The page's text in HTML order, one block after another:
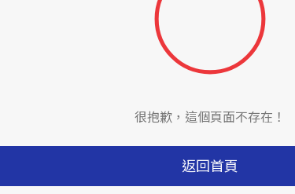
很抱歉，這個頁面不存在！
返回首頁